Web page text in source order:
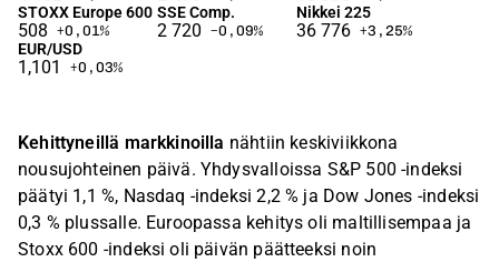
STOXX Europe 600
508 +0,01 %
SSE Comp.
2 720 −0,09%
Nikkei 225
36 776 +3,25%
EUR/USD
1,101 +0,03%
Kehittyneillä markkinoilla nähtiin keskiviikkona
nousujohteinen päivä. Yhdysvalloissa S&P 500 -indeksi
päätyi 1,1 %, Nasdaq -indeksi 2,2 % ja Dow Jones -indeksi
0,3 % plussalle. Euroopassa kehitys oli maltillisempaa ja
Stoxx 600 -indeksi oli päivän päätteeksi noin